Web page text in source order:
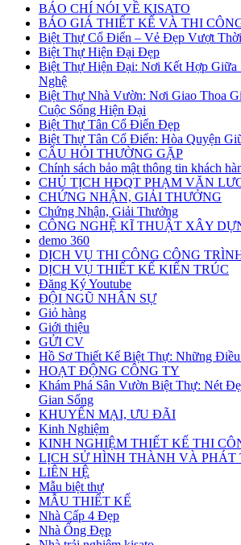
BÁO CHÍ NÓI VỀ KISATO
BÁO GIÁ THIẾT KẾ VÀ THI
Biệt Thự Cổ Điển – Vẻ Đẹp Vượt
Biệt Thự Hiện Đại Đẹp
Biệt Thự Hiện Đại: Nơi Kết Hợp Giữa
Nghệ
Biệt Thự Nhà Vườn: Nơi Giao Thoa
Cuộc Sống Hiện Đại
Biệt Thự Tân Cổ Điển Đẹp
Biệt Thự Tân Cổ Điển: Hòa Quyện
CÂU HỎI THƯỜNG GẶP
Chính sách bảo mật thông tin khách
CHỦ TỊCH HĐQT PHẠM VĂN
CHỨNG NHẬN, GIẢI THƯỞNG
Chứng Nhận, Giải Thưởng
CÔNG NGHỆ KĨ THUẬT XÂY
demo 360
DỊCH VỤ THI CÔNG CÔNG
DỊCH VỤ THIẾT KẾ KIẾN TRÚC
Đăng Ký Youtube
ĐỘI NGŨ NHÂN SỰ
Giỏ hàng
Giới thiệu
GỬI CV
Hồ Sơ Thiết Kế Biệt Thự: Những
HOẠT ĐỘNG CÔNG TY
Khám Phá Sân Vườn Biệt Thự: Nét
Gian Sống
KHUYẾN MẠI, ƯU ĐÃI
Kinh Nghiệm
KINH NGHIỆM THIẾT KẾ THI
LỊCH SỬ HÌNH THÀNH VÀ PHÁT
LIÊN HỆ
Mẫu biệt thự
MẪU THIẾT KẾ
Nhà Cấp 4 Đẹp
Nhà Ống Đẹp